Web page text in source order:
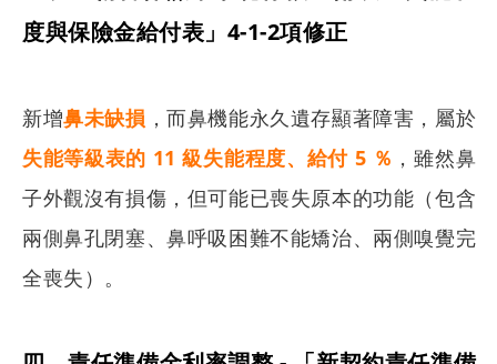
度與保險金給付表」4-1-2項修正
新增鼻未缺損 ，而鼻機能永久遺存顯著障害，屬於
失能等級表的 11 級失能程度、給付 5 ％ ，雖然鼻
子外觀沒有損傷，但可能已喪失原本的功能（包含
兩側鼻孔閉塞、鼻呼吸困難不能矯治、兩側嗅覺完
全喪失）。